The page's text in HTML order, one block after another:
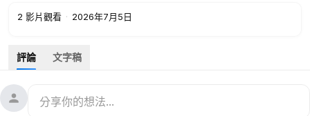
2 影片觀看 · 2026年7月5日
評論 文字稿